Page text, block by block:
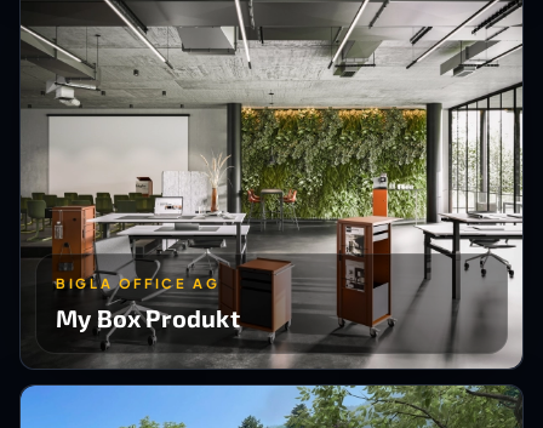
BIGLA OFFICE AG
My Box Produkt